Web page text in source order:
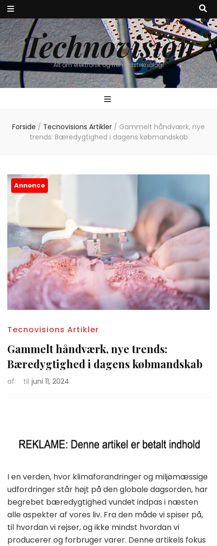
Technovision
Alt om elektronik og fremtidsteknologi
Forside / Tecnovisions Artikler / Gammelt håndværk, nye
trends: Bæredygtighed i dagens købmandskab
Annonce
Tecnovisions Artikler
Gammelt håndværk, nye trends:
Bæredygtighed i dagens købmandskab
af til juni 11, 2024
I en verden, hvor klimaforandringer og miljømæssige
udfordringer står højt på den globale dagsorden, har
begrebet bæredygtighed vundet indpas i næsten
alle aspekter af vores liv. Fra den måde vi spiser på,
til hvordan vi rejser, og ikke mindst hvordan vi
producerer og forbruger varer. Denne artikels fokus